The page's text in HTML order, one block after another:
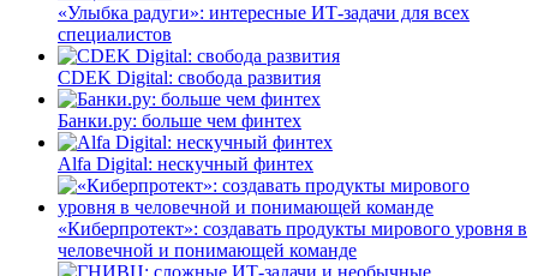
«Улыбка радуги»: интересные ИТ-задачи для всех
специалистов
CDEK Digital: свобода развития
Банки.ру: больше чем финтех
Alfa Digital: нескучный финтех
«Киберпротект»: создавать продукты мирового уровня в
человечной и понимающей команде